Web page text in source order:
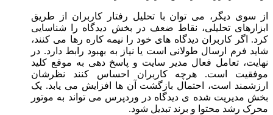
از سوی دیگر، می توان با تحلیل رفتار کاربران از طریق
ابزارهای تحلیلی، نقاط ضعف در بخش دیدگاه را شناسایی
کرد. اگر کاربران دیدگاه های خود را نیمه کاره رها می کنند،
شاید فرم ارسال طولانی است یا نیاز به بهبود رابط دارد. در
نهایت، تعامل فعال مدیر سایت و پاسخ دهی به موقع کلید
موفقیت است. هرچه کاربران احساس کنند نظرشان
ارزشمند است، احتمال بازگشت آن ها افزایش می یابد. یک
بخش مدیریت شده ی دیدگاه در وردپرس می تواند به موتور
محرک رشد محتوا و برند تبدیل شود.